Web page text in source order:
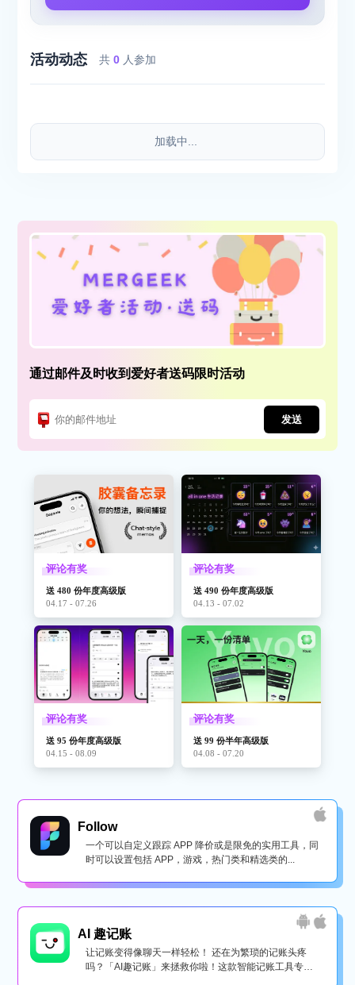
活动动态 共0 人参加
加载中...
通过邮件及时收到爱好者送码限时活动
发送
评论有奖
送 480 份年度高级版
04.17 - 07.26
评论有奖
送 490 份年度高级版
04.13 - 07.02
评论有奖
送 95 份年度高级版
04.15 - 08.09
评论有奖
送 99 份半年高级版
04.08 - 07.20
Follow
一个可以自定义跟踪 APP 降价或是限免的实用工具，同
时可以设置包括 APP，游戏，热门类和精选类的...
AI 趣记账
让记账变得像聊天一样轻松！ 还在为繁琐的记账头疼
吗？「AI趣记账」来拯救你啦！这款智能记账工具专为